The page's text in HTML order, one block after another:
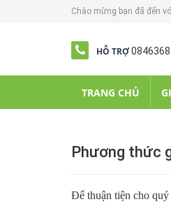
Chào mừng bạn đã đến
HỖ TRỢ
TRANG CHỦ
Phương thức
Để thuận tiện cho